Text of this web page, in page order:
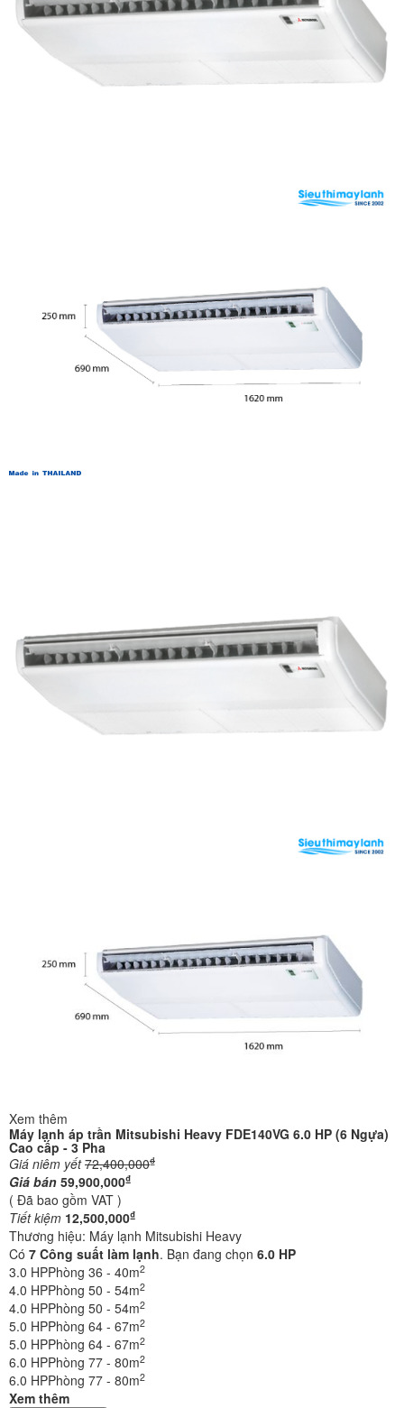
Xem thêm
Máy lạnh áp trần Mitsubishi Heavy FDE140VG 6.0 HP (6 Ngựa)
Cao cấp - 3 Pha
Giá niêm yết 72,400,000₫
Giá bán 59,900,000₫
( Đã bao gồm VAT )
Tiết kiệm 12,500,000₫
Thương hiệu: Máy lạnh Mitsubishi Heavy
Có 7 Công suất làm lạnh. Bạn đang chọn 6.0 HP
3.0 HPPhòng 36 - 40m2
4.0 HPPhòng 50 - 54m2
4.0 HPPhòng 50 - 54m2
5.0 HPPhòng 64 - 67m2
5.0 HPPhòng 64 - 67m2
6.0 HPPhòng 77 - 80m2
6.0 HPPhòng 77 - 80m2
Xem thêm